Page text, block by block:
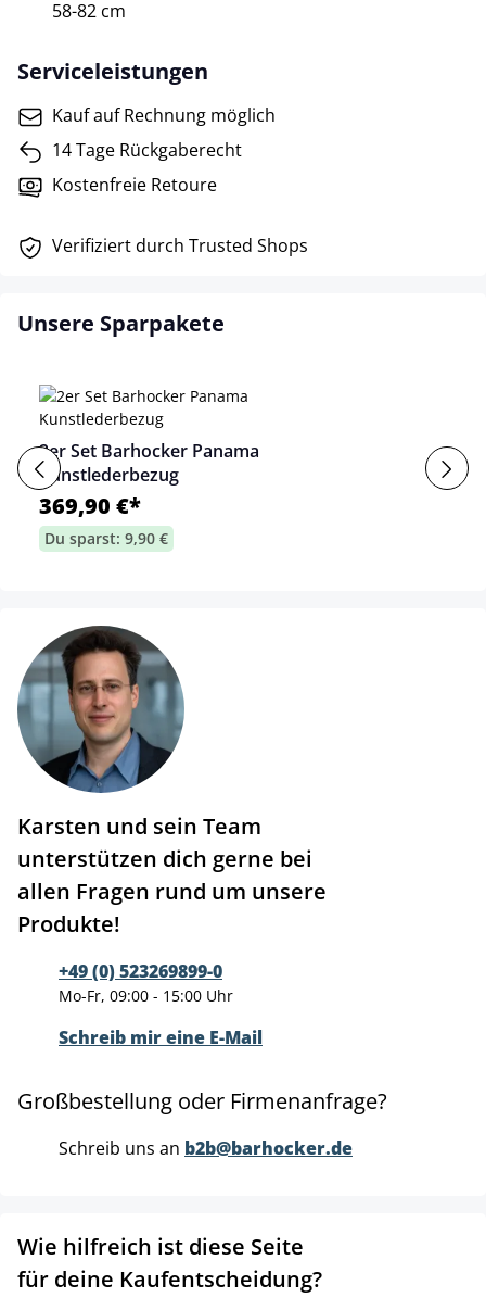
58-82 cm
Serviceleistungen
Kauf auf Rechnung möglich
14 Tage Rückgaberecht
Kostenfreie Retoure
Verifiziert durch Trusted Shops
Unsere Sparpakete
2er Set Barhocker Panama
Kunstlederbezug
369,90 €*
Du sparst: 9,90 €
Karsten und sein Team
unterstützen dich gerne bei
allen Fragen rund um unsere
Produkte!
+49 (0) 523269899-0
Mo-Fr, 09:00 - 15:00 Uhr
Schreib mir eine E-Mail
Großbestellung oder Firmenanfrage?
Schreib uns an b2b@barhocker.de
Wie hilfreich ist diese Seite
für deine Kaufentscheidung?